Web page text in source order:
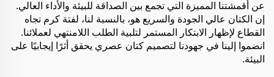
عن أقمشتنا المميزة التي تجمع بين الصداقة للبيئة والأداء العالي.
إن الكتان عالي الجودة والسريع هو، بالنسبة لنا، لفتة كرم تجاه
القطاع لإظهار الابتكار المستمر لتلبية الطلب اللامنتهي لعملائنا.
انضموا إلينا في جهودنا لتصميم كتان عصري يحقق أثرًا إيجابيًا على
البيئة.